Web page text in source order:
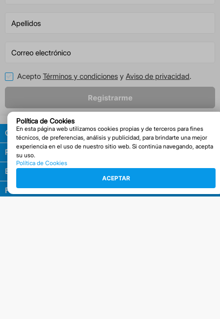
Política de Cookies
En esta página web utilizamos cookies propias y de terceros para fines
técnicos, de preferencias, análisis y publicidad, para brindarte una mejor
experiencia en el uso de nuestro sitio web. Si continúa navegando, acepta
su uso.
Política de Cookies
ACEPTAR
Acepto Términos y condiciones y Aviso de privacidad.
Registrarme
Guía de compras
Políticas
Empresa
Facturación